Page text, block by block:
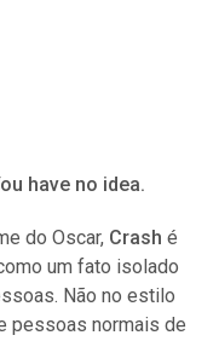
have no idea.
do Oscar, Crash é
um fato isolado
Não no estilo
pessoas normais de